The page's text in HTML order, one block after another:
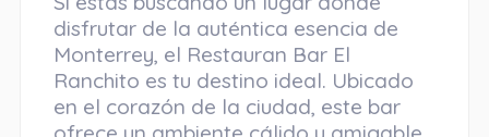
disfrutar de la auténtica esencia de
Monterrey, el Restauran Bar El
Ranchito es tu destino ideal. Ubicado
en el corazón de la ciudad, este bar